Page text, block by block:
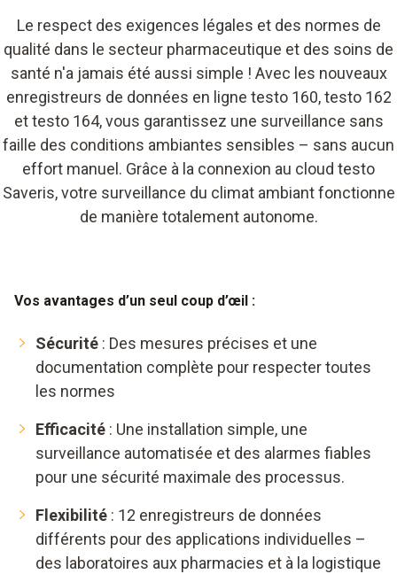
Le respect des exigences légales et des normes de
qualité dans le secteur pharmaceutique et des soins de
santé n'a jamais été aussi simple ! Avec les nouveaux
enregistreurs de données en ligne testo 160, testo 162
et testo 164, vous garantissez une surveillance sans
faille des conditions ambiantes sensibles – sans aucun
effort manuel. Grâce à la connexion au cloud testo
Saveris, votre surveillance du climat ambiant fonctionne
de manière totalement autonome.
Vos avantages d’un seul coup d’œil :
Sécurité : Des mesures précises et une
documentation complète pour respecter toutes
les normes
Efficacité : Une installation simple, une
surveillance automatisée et des alarmes fiables
pour une sécurité maximale des processus.
Flexibilité : 12 enregistreurs de données
différents pour des applications individuelles –
des laboratoires aux pharmacies et à la logistique